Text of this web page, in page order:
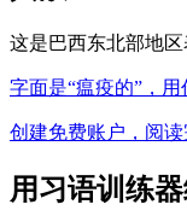
这是巴西东北部地区
字面是“瘟疫的”，用
创建免费账户，阅
用习语训练器